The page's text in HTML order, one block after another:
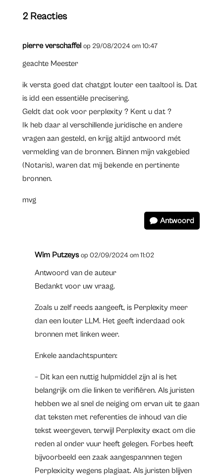
2 Reacties
pierre verschaffel op 29/08/2024 om 10:47
geachte Meester
ik versta goed dat chatgpt louter een taaltool is. Dat
is idd een essentiële precisering.
Geldt dat ook voor perplexity ? Kent u dat ?
Ik heb daar al verschillende juridische en andere
vragen aan gesteld, en krijg altijd antwoord mét
vermelding van de bronnen. Binnen mijn vakgebied
(Notaris), waren dat mij bekende en pertinente
bronnen.
mvg
Antwoord
Wim Putzeys op 02/09/2024 om 11:02
Antwoord van de auteur
Bedankt voor uw vraag.
Zoals u zelf reeds aangeeft, is Perplexity meer
dan een louter LLM. Het geeft inderdaad ook
bronnen met linken weer.
Enkele aandachtspunten:
– Dit kan een nuttig hulpmiddel zijn al is het
belangrijk om die linken te verifiëren. Als juristen
hebben we al snel de neiging om ervan uit te gaan
dat teksten met referenties de inhoud van die
tekst weergeven, terwijl Perplexity exact om die
reden al onder vuur heeft gelegen. Forbes heeft
bijvoorbeeld een zaak aangespannnen tegen
Perplexicity wegens plagiaat. Als juristen blijven